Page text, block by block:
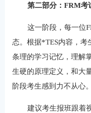
第二部分：FRM考
这一阶段，每一位
态。根据*TES内容，考
条理的学习记忆，理解
生硬的原理定义，和大
阶段考生感到力不从心。
建议考生报班跟着